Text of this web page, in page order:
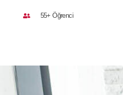
55+ Öğrenci